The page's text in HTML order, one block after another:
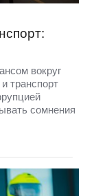
вокруг
транспорт
сомнения